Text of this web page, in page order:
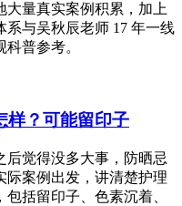
大量真实案例积累，加上
系与吴秋辰老师 17 年一线
普参考。
样？可能留印子
后觉得没多大事，防晒忌
际案例出发，讲清楚护理
括留印子、色素沉着、